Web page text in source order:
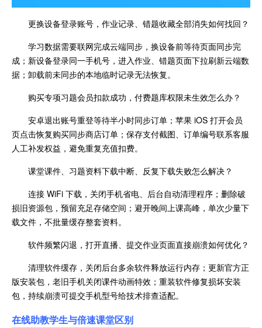
更换设备登录账号，作业记录、错题收藏全部消失如何找回？
学习数据需要联网完成云端同步，换设备前等待页面同步完
成；新设备登录同一手机号，进入作业、错题页面下拉刷新云端数
据；卸载前未同步的本地临时记录无法恢复。
购买专项习题会员扣款成功，付费题库权限未生效怎么办？
安卓退出账号重登等待半小时同步订单；苹果 iOS 打开会员
页点击恢复购买同步商店订单；保存支付截图、订单编号联系客服
人工补发权益，避免重复充值扣费。
课堂课件、习题资料下载中断、反复下载失败怎么解决？
连接 WiFi 下载，关闭手机省电、后台自动清理程序；删除破
损旧资源包，预留充足存储空间；避开晚间上课高峰，单次少量下
载文件，不批量缓存整套资料。
软件频繁闪退，打开直播、提交作业页面直接崩溃如何优化？
清理软件缓存，关闭后台多余软件释放运行内存；更新官方正
版安装包，老旧手机关闭课件动画特效；重装软件修复损坏安装
包，持续崩溃可提交手机型号给技术排查适配。
在线助教学生与倍速课堂区别